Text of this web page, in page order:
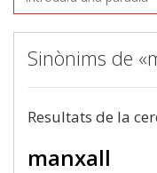
Sinònims de
Resultats de la
manxall